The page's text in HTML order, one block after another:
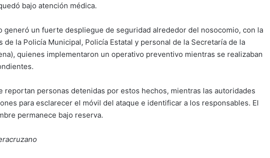
bajo atención médica.
generó un fuerte despliegue de seguridad alrededor del nosocomio, con la
de la Policía Municipal, Policía Estatal y personal de la Secretaría de la
quienes implementaron un operativo preventivo mientras se realizaban
reportan personas detenidas por estos hechos, mientras las autoridades
para esclarecer el móvil del ataque e identificar a los responsables. El
permanece bajo reserva.